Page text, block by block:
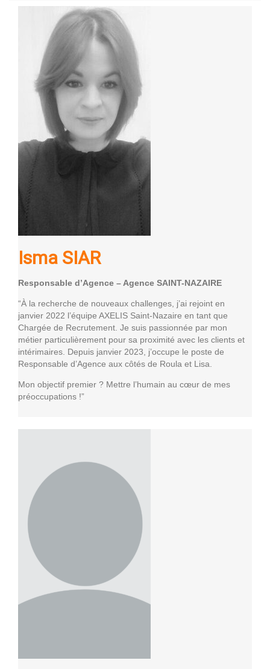
Isma SIAR
Responsable d’Agence – Agence SAINT-NAZAIRE
“À la recherche de nouveaux challenges, j’ai rejoint en
janvier 2022 l’équipe AXELIS Saint-Nazaire en tant que
Chargée de Recrutement. Je suis passionnée par mon
métier particulièrement pour sa proximité avec les clients et
intérimaires. Depuis janvier 2023, j’occupe le poste de
Responsable d’Agence aux côtés de Roula et Lisa.
Mon objectif premier ? Mettre l’humain au cœur de mes
préoccupations !”